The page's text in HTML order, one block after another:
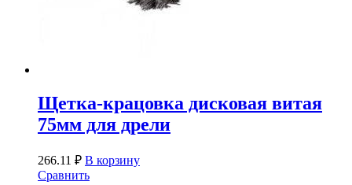
Щетка-крацовка дисковая витая
75мм для дрели
266.11 ₽ В корзину
Сравнить